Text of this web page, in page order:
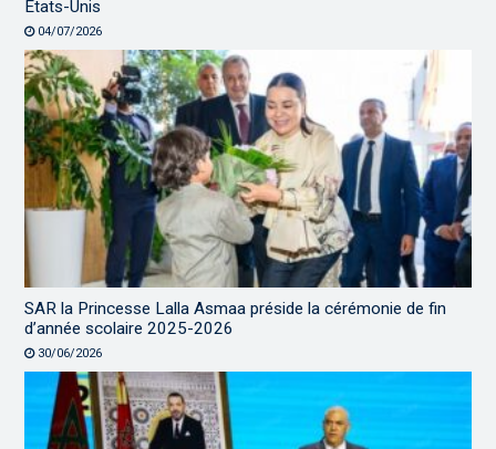
États-Unis
04/07/2026
SAR la Princesse Lalla Asmaa préside la cérémonie de fin
d’année scolaire 2025-2026
30/06/2026